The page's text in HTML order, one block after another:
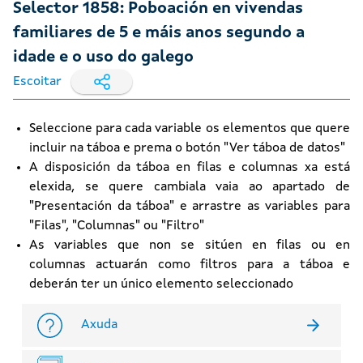
Selector 1858: Poboación en vivendas
familiares de 5 e máis anos segundo a
idade e o uso do galego
Escoitar
Seleccione para cada variable os elementos que quere
incluir na táboa e prema o botón "Ver táboa de datos"
A disposición da táboa en filas e columnas xa está
elexida, se quere cambiala vaia ao apartado de
"Presentación da táboa" e arrastre as variables para
"Filas", "Columnas" ou "Filtro"
As variables que non se sitúen en filas ou en
columnas actuarán como filtros para a táboa e
deberán ter un único elemento seleccionado
Axuda